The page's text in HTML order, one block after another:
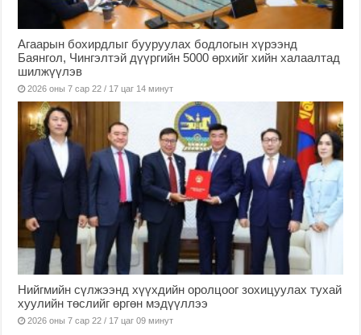
Агаарын бохирдлыг бууруулах бодлогын хүрээнд
Баянгол, Чингэлтэй дүүргийн 5000 өрхийг хийн халаалтад
шилжүүлэв
2026 оны 7 сар 22 / 17 цаг 14 минут
Нийгмийн сүлжээнд хүүхдийн оролцоог зохицуулах тухай
хуулийн төслийг өргөн мэдүүллээ
2026 оны 7 сар 22 / 17 цаг 09 минут